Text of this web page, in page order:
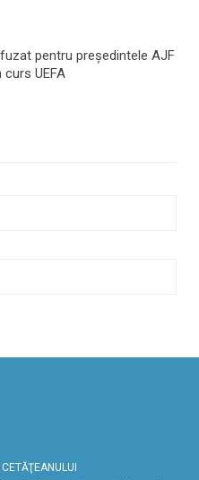
pentru preşedintele AJF
UEFA